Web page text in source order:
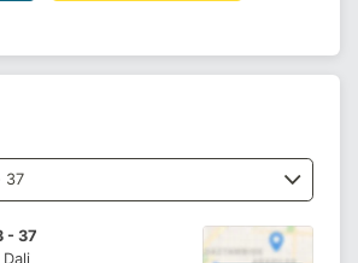
¿Eres un doctor?
- 37